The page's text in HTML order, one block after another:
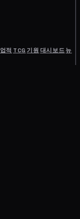
업적 TCG기원 대시보드뉴